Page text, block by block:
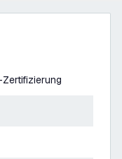
Zertifizierung